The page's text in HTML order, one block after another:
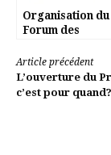
Organisation du
Forum des
Lire
la
Article précédent
L’ouverture du
c’est pour quand?